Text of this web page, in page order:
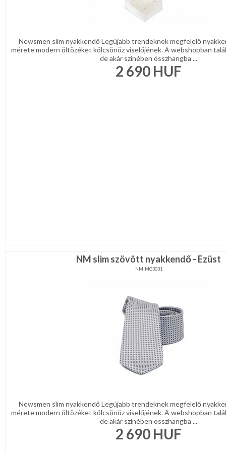
Newsmen slim nyakkendő Legújabb trendeknek megfelelő
mérete modern öltözéket kölcsönöz viselőjének. A webshopban
de akár színében összhangba ...
2 690 HUF
NM slim szövött nyakkendő - Ezüst
NMIMG3031
Newsmen slim nyakkendő Legújabb trendeknek megfelelő
mérete modern öltözéket kölcsönöz viselőjének. A webshopban
de akár színében összhangba ...
2 690 HUF